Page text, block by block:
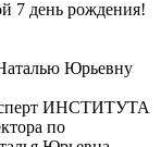
Юрьевну
ИНСТИТУТА
по